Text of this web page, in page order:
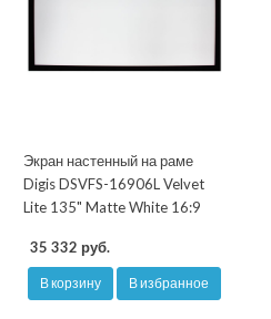
Экран настенный на раме
Digis DSVFS-16906L Velvet
Lite 135" Matte White 16:9
35 332 руб.
В корзину В избранное